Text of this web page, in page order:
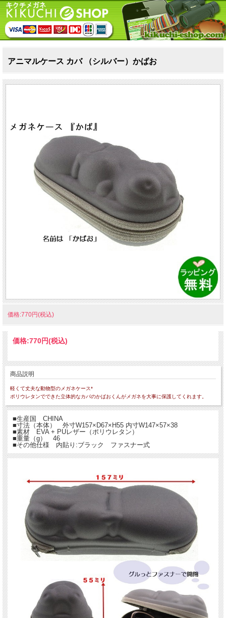
アニマルケース カバ （シルバー）かばお
価格:770円(税込)
価格:770円(税込)
商品説明
軽くて丈夫な動物型のメガネケース*
ポリウレタンでできた立体的なカバのかばおくんがメガネを大事に保護してくれます。
■生産国 CHINA
■寸法（本体） 外寸W157×D67×H55 内寸W147×57×38
■素材 EVA + PUレザー（ポリウレタン）
■重量（g） 46
■その他仕様 内貼り:ブラック ファスナー式